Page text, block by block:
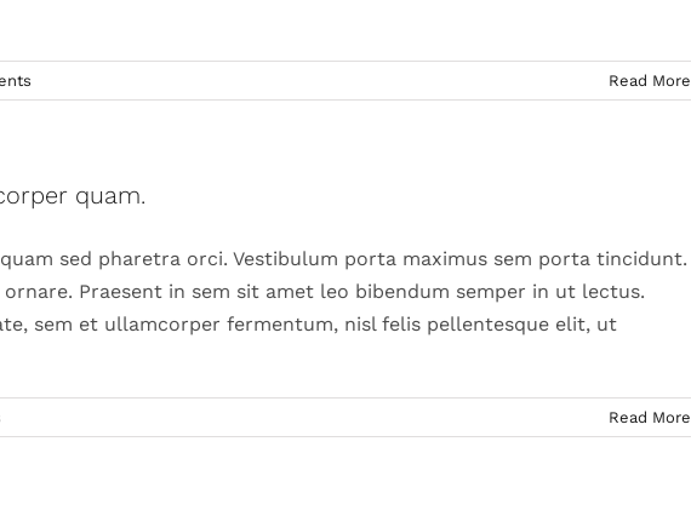
Read More
quam.
sed pharetra orci. Vestibulum porta maximus sem porta tincidunt.
Praesent in sem sit amet leo bibendum semper in ut lectus.
sem et ullamcorper fermentum, nisl felis pellentesque elit, ut
Read More